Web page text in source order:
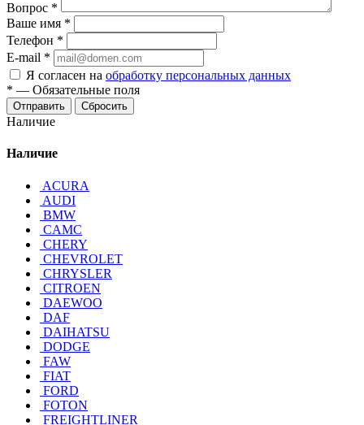
Вопрос *
Ваше имя *
Телефон *
E-mail *
Я согласен на обработку персональных данных
* — Обязательные поля
Отправить Сбросить
Наличие
Наличие
ACURA
AUDI
BMW
CAMC
CHERY
CHEVROLET
CHRYSLER
CITROEN
DAEWOO
DAF
DAIHATSU
DODGE
FAW
FIAT
FORD
FOTON
FREIGHTLINER